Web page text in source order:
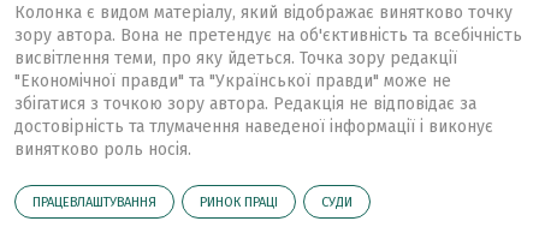
Колонка є видом матеріалу, який відображає винятково точку
зору автора. Вона не претендує на об'єктивність та всебічність
висвітлення теми, про яку йдеться. Точка зору редакції
"Економічної правди" та "Української правди" може не
збігатися з точкою зору автора. Редакція не відповідає за
достовірність та тлумачення наведеної інформації і виконує
винятково роль носія.
ПРАЦЕВЛАШТУВАННЯ РИНОК ПРАЦІ СУДИ